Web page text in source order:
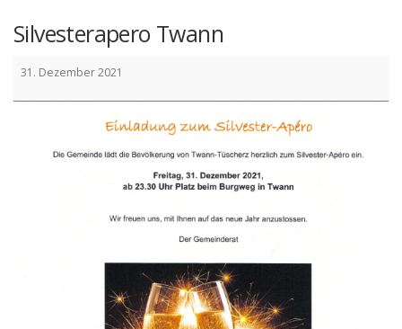
ESSEN/TRINKEN/SCHLAFEN
Silvesterapero Twann
Silvesterapero
31. Dezember 2021